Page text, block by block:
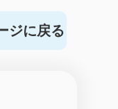
ジに戻る